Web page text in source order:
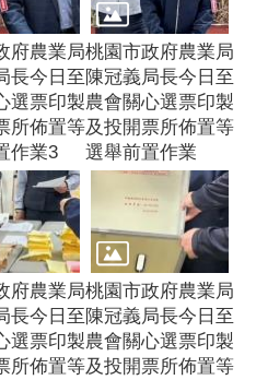
府農業局
長今日至
選票印製
所佈置等
作業3
桃園市政府農業局
陳冠義局長今日至
農會關心選票印製
及投開票所佈置等
選舉前置作業
府農業局
長今日至
選票印製
所佈置等
桃園市政府農業局
陳冠義局長今日至
農會關心選票印製
及投開票所佈置等